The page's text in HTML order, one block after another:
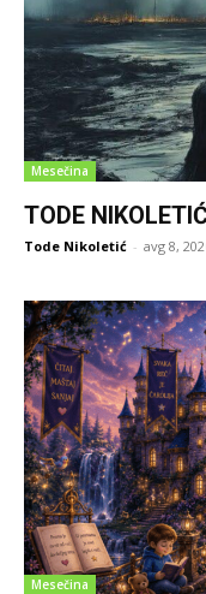
Mesečina
TODE
Tode Nikoletić - avg 8,
Mesečina